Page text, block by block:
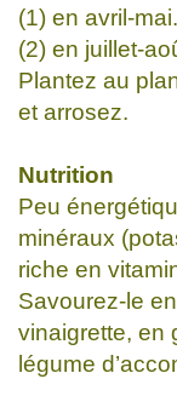
(1) en avril-mai.
(2) en juillet-
Plantez au
et arrosez.
Nutrition
Peu
minéraux
riche en
Savourez-le
vinaigrette, en
légume